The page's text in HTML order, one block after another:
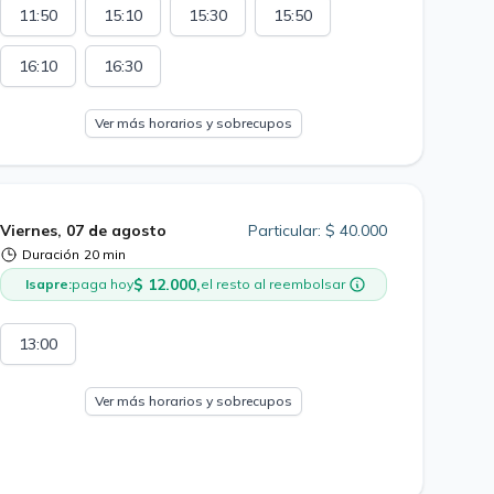
11:50 15:10 15:30 15:50
16:10 16:30
Ver más horarios y sobrecupos
Viernes, 07 de agosto
Duración 20 min
Particular: $ 40.000
Isapre:paga hoy$ 12.000,el resto al reembolsar
13:00
Ver más horarios y sobrecupos